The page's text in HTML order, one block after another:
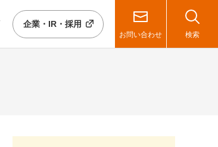
企業・IR・採用
お問い合わせ 検索